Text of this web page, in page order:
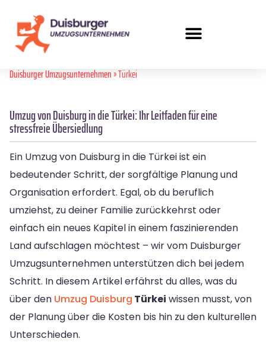
Duisburger Umzugsunternehmen» Türkei
Umzug von Duisburg in die Türkei: Ihr Leitfaden für eine
stressfreie Übersiedlung
Ein Umzug von Duisburg in die Türkei ist ein
bedeutender Schritt, der sorgfältige Planung und
Organisation erfordert. Egal, ob du beruflich
umziehst, zu deiner Familie zurückkehrst oder
einfach ein neues Kapitel in einem faszinierenden
Land aufschlagen möchtest – wir vom Duisburger
Umzugsunternehmen unterstützen dich bei jedem
Schritt. In diesem Artikel erfährst du alles, was du
über den Umzug Duisburg Türkei wissen musst, von
der Planung über die Kosten bis hin zu den kulturellen
Unterschieden.